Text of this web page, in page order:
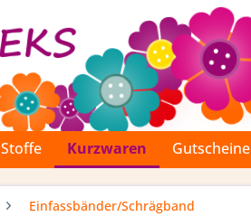
Stoffe Kurzwaren Gutscheine
Einfassbänder/Schrägband